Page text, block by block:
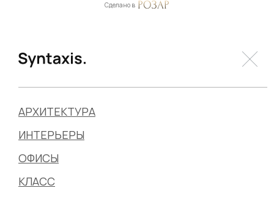
Сделано в
АРХИТЕКТУРА
ИНТЕРЬЕРЫ
ОФИСЫ
КЛАСС